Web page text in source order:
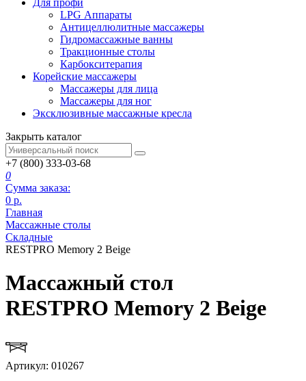
LPG Аппараты
Антицеллюлитные массажеры
Гидромассажные ванны
Тракционные столы
Карбокситерапия
Корейские массажеры
Массажеры для лица
Массажеры для ног
Эксклюзивные массажные кресла
Закрыть каталог
+7 (800) 333-03-68
0
Сумма заказа:
0 р.
Главная
Массажные столы
Складные
RESTPRO Memory 2 Beige
Массажный стол
RESTPRO Memory 2 Beige
Артикул: 010267